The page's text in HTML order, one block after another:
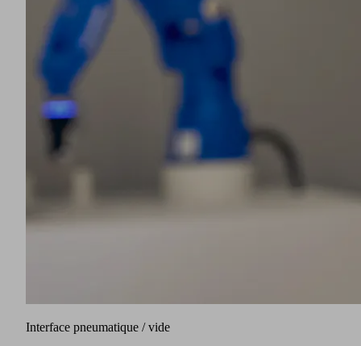
Interface pneumatique / vide